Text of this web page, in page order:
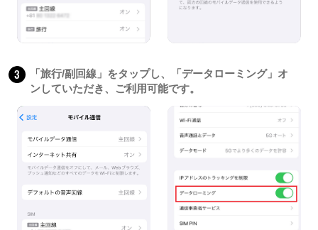
3
「旅行/副回線」をタップし、「データローミング」オ
ンしていただき、ご利用可能です。